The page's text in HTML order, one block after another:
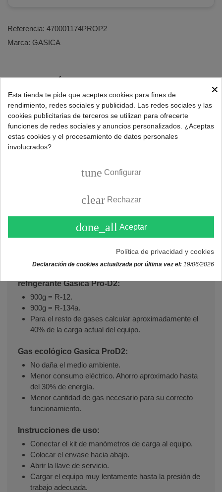
Referencia: 470001174PROP2
Marca: GASICA
DESCRIPCIÓN
Pack ahorro 2 botellas recarga gas refrigerante ecológico
Gasica Pro D2 para aire acondicionado y sistemas de
refrigeración.
Sustituto de los gases R12 y R134a.
Detector de fugas incorporado.
Llave de servicio integrada en la botella.
refrigerante Gasica Pro-D2:
900g = R-12.
900g = R-134a.
Para el resto de gases calcular aproximadamente el
40% de la carga actual del equipo.
Gas ecológico Gasica ProD2:
No daña el medio ambiente.
Menor consumo eléctrico. Ahorro aproximado hasta
del 30% de energía.
Menor cantidad de gas necesario para su correcto
funcionamiento.
Instrucciones de uso:
Conectar el kit de manómetros de carga al equipo.
Colocar el envase hacia abajo.
Abrir la llave de servicio.
Cargar el equipo muy lentamente hasta la presión de
trabajo adecuada.
×
Esta tienda te pide que aceptes cookies para fines de
rendimiento, redes sociales y publicidad. Las redes sociales y las
cookies publicitarias de terceros se utilizan para ofrecerte
funciones de redes sociales y anuncios personalizados. ¿Aceptas
estas cookies y el procesamiento de datos personales
involucrados?
tune Configurar
clear Rechazar
done_all Aceptar
Política de privacidad y cookies
Declaración de cookies actualizada por última vez el: 19/06/2026